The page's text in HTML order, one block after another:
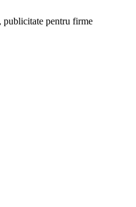
publicitate pentru firme